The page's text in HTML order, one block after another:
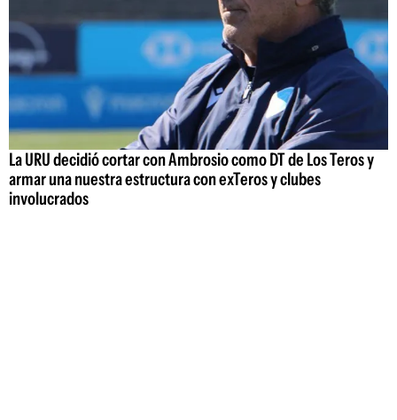
La URU decidió cortar con Ambrosio como DT de Los Teros y
armar una nuestra estructura con exTeros y clubes
involucrados